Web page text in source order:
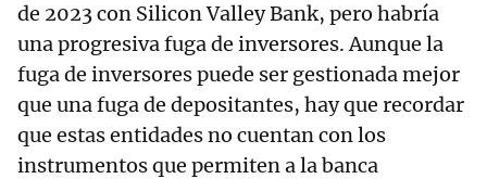
de 2023 con Silicon Valley Bank, pero habría
una progresiva fuga de inversores. Aunque la
fuga de inversores puede ser gestionada mejor
que una fuga de depositantes, hay que recordar
que estas entidades no cuentan con los
instrumentos que permiten a la banca